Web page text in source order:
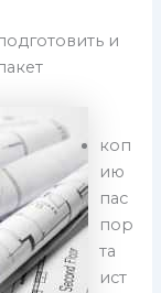
и
коп
ию
пас
пор
та
ист